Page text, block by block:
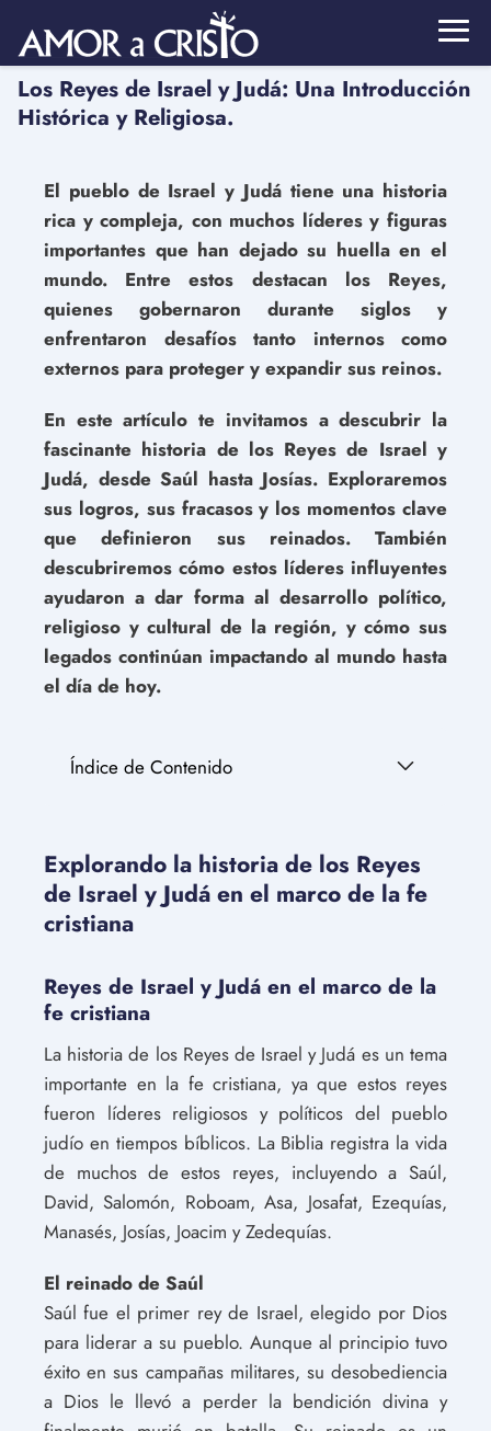
Los Reyes de Israel y Judá: Una Introducción
Histórica y Religiosa.
El pueblo de Israel y Judá tiene una historia
rica y compleja, con muchos líderes y figuras
importantes que han dejado su huella en el
mundo. Entre estos destacan los Reyes,
quienes gobernaron durante siglos y
enfrentaron desafíos tanto internos como
externos para proteger y expandir sus reinos.
En este artículo te invitamos a descubrir la
fascinante historia de los Reyes de Israel y
Judá, desde Saúl hasta Josías. Exploraremos
sus logros, sus fracasos y los momentos clave
que definieron sus reinados. También
descubriremos cómo estos líderes influyentes
ayudaron a dar forma al desarrollo político,
religioso y cultural de la región, y cómo sus
legados continúan impactando al mundo hasta
el día de hoy.
Índice de Contenido
Explorando la historia de los Reyes
de Israel y Judá en el marco de la fe
cristiana
Reyes de Israel y Judá en el marco de la
fe cristiana
La historia de los Reyes de Israel y Judá es un tema
importante en la fe cristiana, ya que estos reyes
fueron líderes religiosos y políticos del pueblo
judío en tiempos bíblicos. La Biblia registra la vida
de muchos de estos reyes, incluyendo a Saúl,
David, Salomón, Roboam, Asa, Josafat, Ezequías,
Manasés, Josías, Joacim y Zedequías.
El reinado de Saúl
Saúl fue el primer rey de Israel, elegido por Dios
para liderar a su pueblo. Aunque al principio tuvo
éxito en sus campañas militares, su desobediencia
a Dios le llevó a perder la bendición divina y